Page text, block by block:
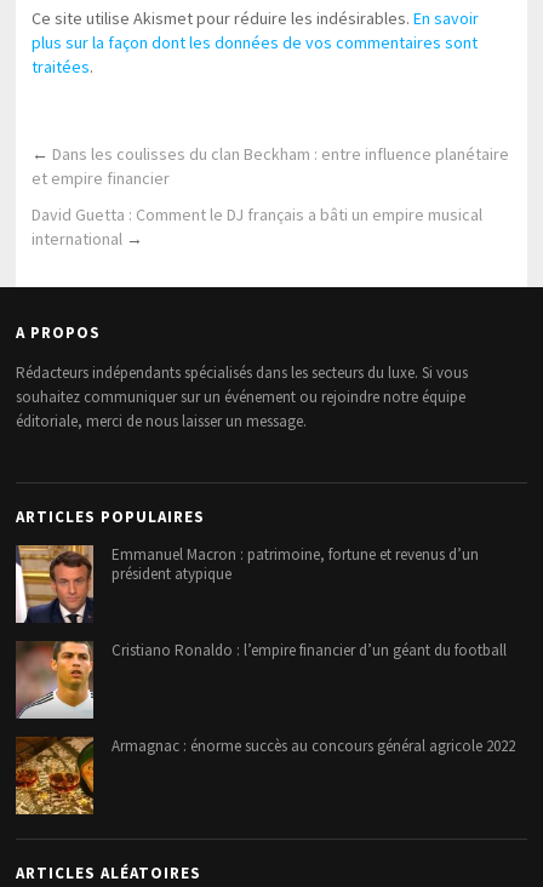
Ce site utilise Akismet pour réduire les indésirables.En savoir
plus sur la façon dont les données de vos commentaires sont
traitées.
← Dans les coulisses du clan Beckham : entre influence planétaire
et empire financier
David Guetta : Comment le DJ français a bâti un empire musical
international →
A PROPOS
Rédacteurs indépendants spécialisés dans les secteurs du luxe. Si vous
souhaitez communiquer sur un événement ou rejoindre notre équipe
éditoriale, merci de nous laisser un message.
ARTICLES POPULAIRES
Emmanuel Macron : patrimoine, fortune et revenus d’un
président atypique
Cristiano Ronaldo : l’empire financier d’un géant du football
Armagnac : énorme succès au concours général agricole 2022
ARTICLES ALÉATOIRES